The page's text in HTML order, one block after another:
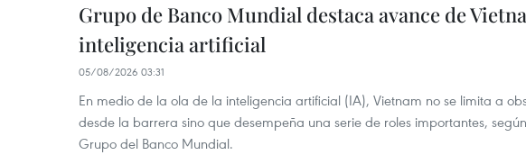
Grupo de Banco Mundial destaca avance de
inteligencia artificial
05/08/2026 03:31
En medio de la ola de la inteligencia artificial (IA), Vietnam no se limita a
desde la barrera sino que desempeña una serie de roles importantes,
Grupo del Banco Mundial.